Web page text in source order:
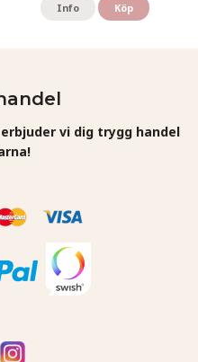
Info Köp
vi dig trygg handel